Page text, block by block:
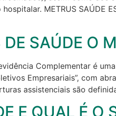
METRUS SAÚDE
SAÚDE O
Complementar é
Empresariais”, com
assistenciais são
E QUAL É O